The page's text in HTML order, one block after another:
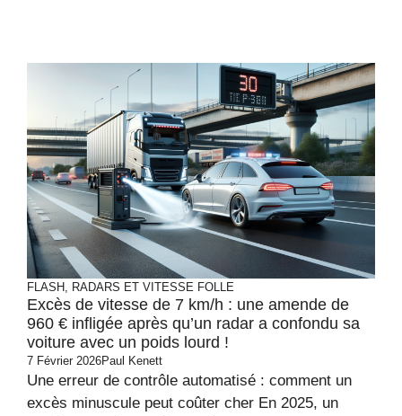
FLASH, RADARS ET VITESSE FOLLE
Excès de vitesse de 7 km/h : une amende de
960 € infligée après qu’un radar a confondu sa
voiture avec un poids lourd !
7 Février 2026Paul Kenett
Une erreur de contrôle automatisé : comment un
excès minuscule peut coûter cher En 2025, un